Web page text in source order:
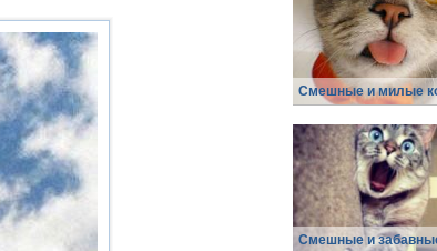
Смешные и милые
Смешные и